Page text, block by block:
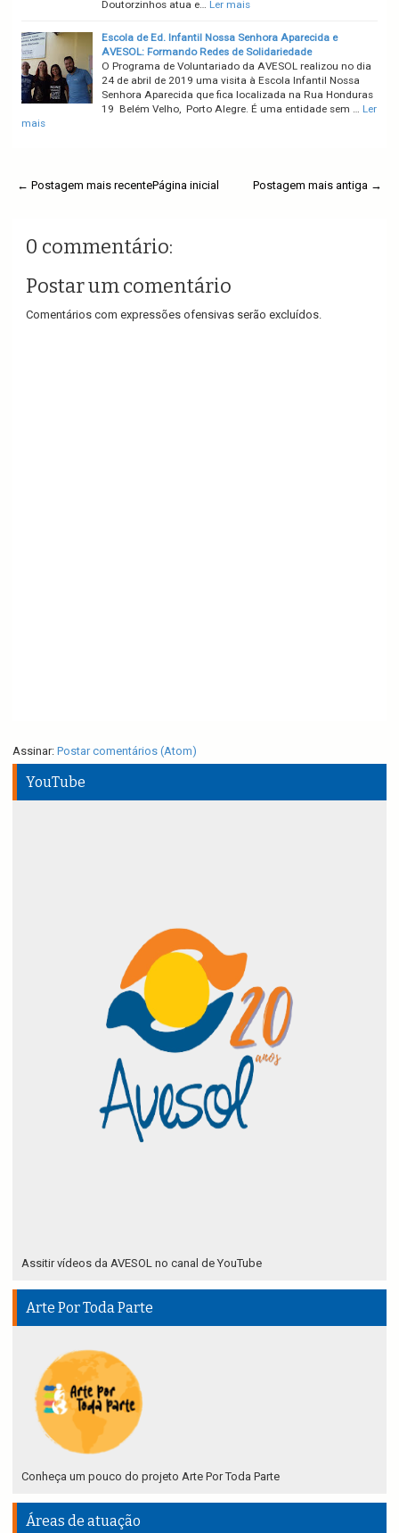
Doutorzinhos atua e… Ler mais
Escola de Ed. Infantil Nossa Senhora Aparecida e
AVESOL: Formando Redes de Solidariedade
O Programa de Voluntariado da AVESOL realizou no dia
24 de abril de 2019 uma visita à Escola Infantil Nossa
Senhora Aparecida que fica localizada na Rua Honduras
19 Belém Velho, Porto Alegre. É uma entidade sem … Ler
mais
← Postagem mais recente Postagem mais antiga →
Página inicial
0 commentário:
Postar um comentário
Comentários com expressões ofensivas serão excluídos.
Assinar: Postar comentários (Atom)
YouTube
Assitir vídeos da AVESOL no canal de YouTube
Arte Por Toda Parte
Conheça um pouco do projeto Arte Por Toda Parte
Áreas de atuação